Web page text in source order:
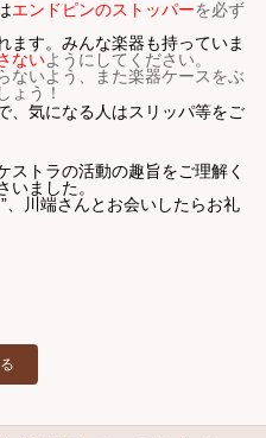
エンドピンのストッパーを必ず
ます。みんな楽器も持っていま
ないようにしてください。
ないよう、また楽器ケースをぶ
ょう！
、気になる人はスリッパ等をご
ストラの活動の趣旨をご理解く
いました。
、川端さんとお会いしたらお礼